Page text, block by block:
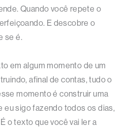
Quando você repete o
E descobre o
se é.
em algum momento de um
afinal de contas, tudo o
momento é construir uma
eu sigo fazendo todos os dias,
o texto que você vai ler a